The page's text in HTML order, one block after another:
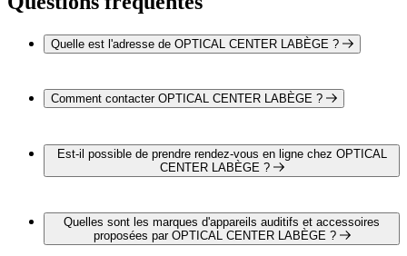
Quelle est l'adresse de OPTICAL CENTER LABÈGE ?
Commerce, 31670 Labège
Comment contacter OPTICAL CENTER LABÈGE ?
téléphone au 05 61 14 28 28
Est-il possible de prendre rendez-vous en ligne chez OPTICAL
CENTER LABÈGE ?
OPTICAL CENTER LABÈGE pour un bilan auditif complet
et gratuit en cliquant sur le lien suivant :
Quelles sont les marques d'appareils auditifs et accessoires
proposées par OPTICAL CENTER LABÈGE ?